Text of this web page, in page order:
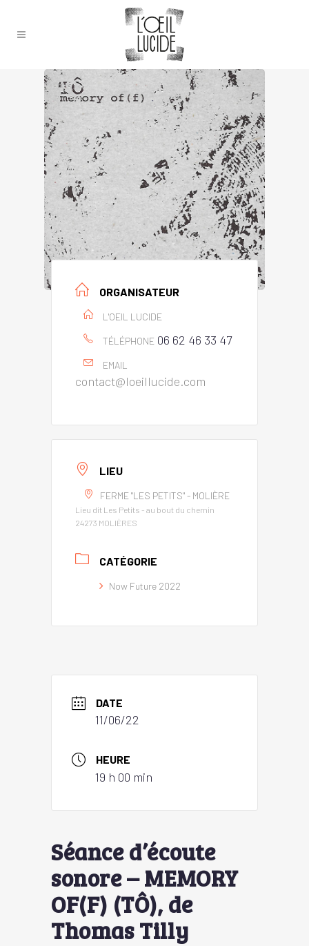
ORGANISATEUR
L'OEIL LUCIDE
TÉLÉPHONE 06 62 46 33 47
EMAIL
contact@loeillucide.com
LIEU
FERME "LES PETITS" - MOLIÈRE
Lieu dit Les Petits - au bout du chemin
24273 MOLIÈRES
CATÉGORIE
Now Future 2022
DATE
11/06/22
HEURE
19 h 00 min
Séance d’écoute
sonore – MEMORY
OF(F) (TÔ), de
Thomas Tilly